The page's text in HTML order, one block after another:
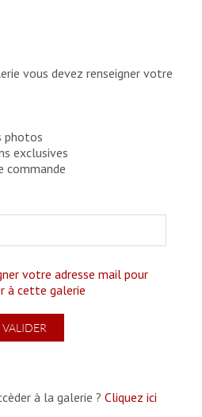
vous devez renseigner votre
photos
exclusives
commande
votre adresse mail pour
à cette galerie
à la galerie ? Cliquez ici